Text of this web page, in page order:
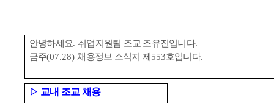
안녕하세요. 취업지원팀 조교 조유진입니다.
금주(07.28) 채용정보 소식지 제 553호입니다.
▷ 교내 조교 채용